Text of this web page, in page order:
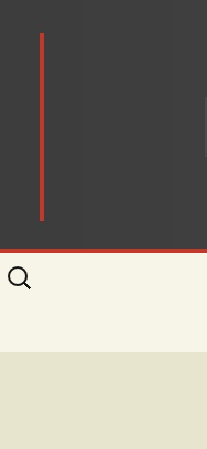
Rechercher :